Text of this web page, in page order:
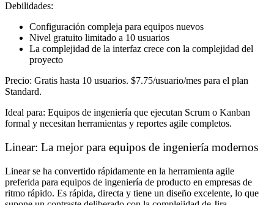
Debilidades:
Configuración compleja para equipos nuevos
Nivel gratuito limitado a 10 usuarios
La complejidad de la interfaz crece con la complejidad del
proyecto
Precio: Gratis hasta 10 usuarios. $7.75/usuario/mes para el plan
Standard.
Ideal para: Equipos de ingeniería que ejecutan Scrum o Kanban
formal y necesitan herramientas y reportes agile completos.
Linear: La mejor para equipos de ingeniería modernos
Linear se ha convertido rápidamente en la herramienta agile
preferida para equipos de ingeniería de producto en empresas de
ritmo rápido. Es rápida, directa y tiene un diseño excelente, lo que